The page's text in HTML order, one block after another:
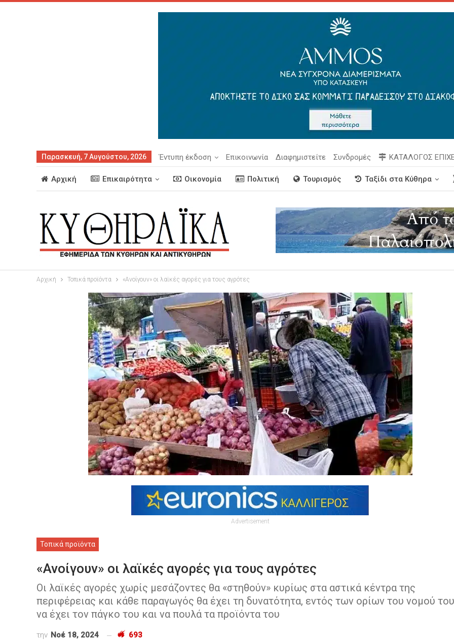
Παρασκευή, 7 Αυγούστου, 2026 Έντυπη έκδοση Επικοινωνία Διαφημιστείτε Συνδρομές ΚΑΤΑΛΟΓΟΣ
Αρχική Επικαιρότητα Οικονομία Πολιτική Τουρισμός Ταξίδι στα Κύθηρα
Αρχική Τοπικά προϊόντα «Ανοίγουν» οι λαϊκές αγορές για τους αγρότες
Advertisement
Τοπικά προϊόντα
«Ανοίγουν» οι λαϊκές αγορές για τους αγρότες
Οι λαϊκές αγορές χωρίς μεσάζοντες θα «στηθούν» κυρίως στα αστικά κέντρα της
περιφέρειας και κάθε παραγωγός θα έχει τη δυνατότητα, εντός των ορίων του νομού
να έχει τον πάγκο του και να πουλά τα προϊόντα του
την Νοέ 18, 2024 693